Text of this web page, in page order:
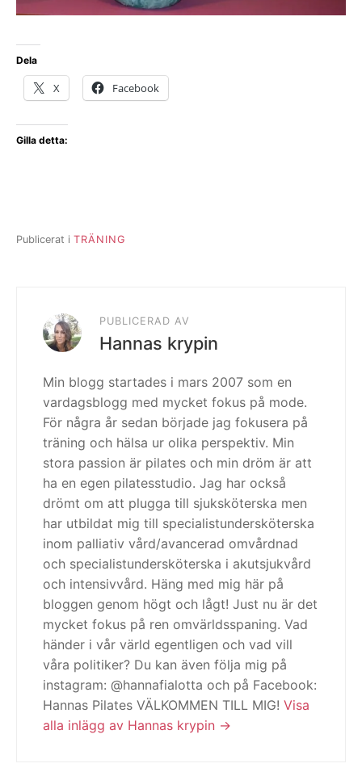
Dela
X Facebook
Gilla detta:
Publicerat i TRÄNING
PUBLICERAD AV
Hannas krypin
Min blogg startades i mars 2007 som en
vardagsblogg med mycket fokus på mode.
För några år sedan började jag fokusera på
träning och hälsa ur olika perspektiv. Min
stora passion är pilates och min dröm är att
ha en egen pilatesstudio. Jag har också
drömt om att plugga till sjuksköterska men
har utbildat mig till specialistundersköterska
inom palliativ vård/avancerad omvårdnad
och specialistundersköterska i akutsjukvård
och intensivvård. Häng med mig här på
bloggen genom högt och lågt! Just nu är det
mycket fokus på ren omvärldsspaning. Vad
händer i vår värld egentligen och vad vill
våra politiker? Du kan även följa mig på
instagram: @hannafialotta och på Facebook:
Hannas Pilates VÄLKOMMEN TILL MIG! Visa
alla inlägg av Hannas krypin